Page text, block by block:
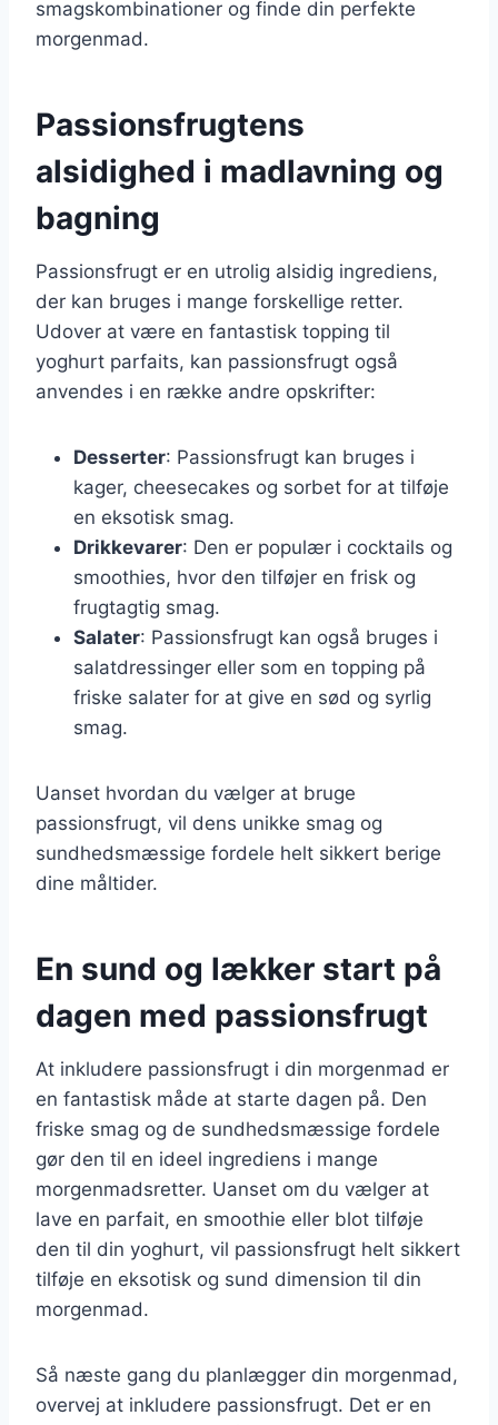
smagskombinationer og finde din perfekte
morgenmad.
Passionsfrugtens
alsidighed i madlavning og
bagning
Passionsfrugt er en utrolig alsidig ingrediens,
der kan bruges i mange forskellige retter.
Udover at være en fantastisk topping til
yoghurt parfaits, kan passionsfrugt også
anvendes i en række andre opskrifter:
Desserter: Passionsfrugt kan bruges i
kager, cheesecakes og sorbet for at tilføje
en eksotisk smag.
Drikkevarer: Den er populær i cocktails og
smoothies, hvor den tilføjer en frisk og
frugtagtig smag.
Salater: Passionsfrugt kan også bruges i
salatdressinger eller som en topping på
friske salater for at give en sød og syrlig
smag.
Uanset hvordan du vælger at bruge
passionsfrugt, vil dens unikke smag og
sundhedsmæssige fordele helt sikkert berige
dine måltider.
En sund og lækker start på
dagen med passionsfrugt
At inkludere passionsfrugt i din morgenmad er
en fantastisk måde at starte dagen på. Den
friske smag og de sundhedsmæssige fordele
gør den til en ideel ingrediens i mange
morgenmadsretter. Uanset om du vælger at
lave en parfait, en smoothie eller blot tilføje
den til din yoghurt, vil passionsfrugt helt sikkert
tilføje en eksotisk og sund dimension til din
morgenmad.
Så næste gang du planlægger din morgenmad,
overvej at inkludere passionsfrugt. Det er en